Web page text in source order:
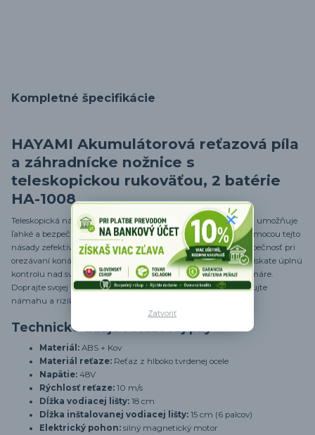
Kompletné špecifikácie
HAYAMI Akumulátorová reťazová píla
a záhradnícke nožnice s
teleskopickou rukoväťou, 2 batérie
HA-1008
Teleskopická násada s nastaviteľnou dĺžkou od 130 do 200 cm umožňuje
ľahké a bezpečné orezávanie konárov bez použitia rebríka. Pomocou tejto
násady zefektívnite svoju prácu a užite si väčší komfort a bezpečnosť pri
orezávaní konárov zo zeme. S týmto praktickým nástrojom získate úplnú
kontrolu nad svojou záhradou a ľahko dosiahnete aj vysoké konáre.
Doprajte svojej záhrade prvotriednu starostlivosť a minimalizujte
námahu a riziko pomocou teleskopickej násady.
Technické údaje reťazovej píly
Materiál: ABS + Kov
Materiál reťaze: Reťaz z hlboko tvrdenej ocele
Napätie: 48V
Rýchlosť reťaze: 10 m/s
Dĺžka vodiacej lišty: 18 cm
Dĺžka inštalovanej vodiacej lišty: 15 cm (6 palcov)
Elektrický pohon: silný magnetický motor
Zatvoriť